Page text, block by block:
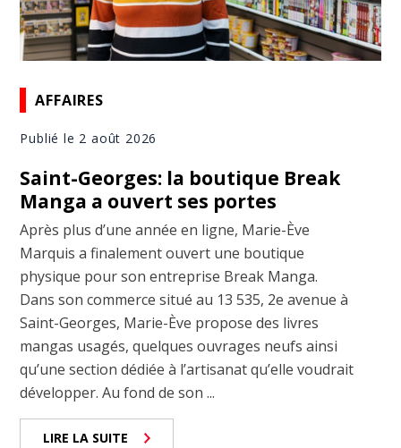
AFFAIRES
Publié le 2 août 2026
Saint-Georges: la boutique Break
Manga a ouvert ses portes
Après plus d’une année en ligne, Marie-Ève
Marquis a finalement ouvert une boutique
physique pour son entreprise Break Manga.
Dans son commerce situé au 13 535, 2e avenue à
Saint-Georges, Marie-Ève propose des livres
mangas usagés, quelques ouvrages neufs ainsi
qu’une section dédiée à l’artisanat qu’elle voudrait
développer. Au fond de son ...
LIRE LA SUITE